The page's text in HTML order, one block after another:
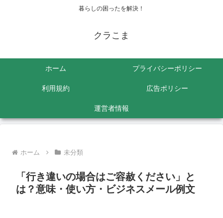
暮らしの困ったを解決！
クラこま
ホーム プライバシーポリシー
利用規約 広告ポリシー
運営者情報
ホーム 未分類
「行き違いの場合はご容赦ください」と
は？意味・使い方・ビジネスメール例文